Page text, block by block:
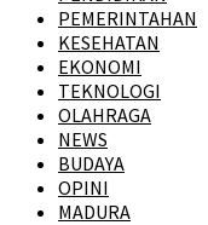
PEMERINTAHAN
KESEHATAN
EKONOMI
TEKNOLOGI
OLAHRAGA
NEWS
BUDAYA
OPINI
MADURA